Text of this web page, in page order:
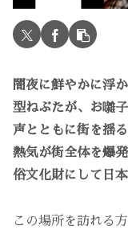
闇夜に鮮やかに浮
型ねぶたが、お囃
声とともに街を揺
熱気が街全体を爆
俗文化財にして日
この場所を訪れる